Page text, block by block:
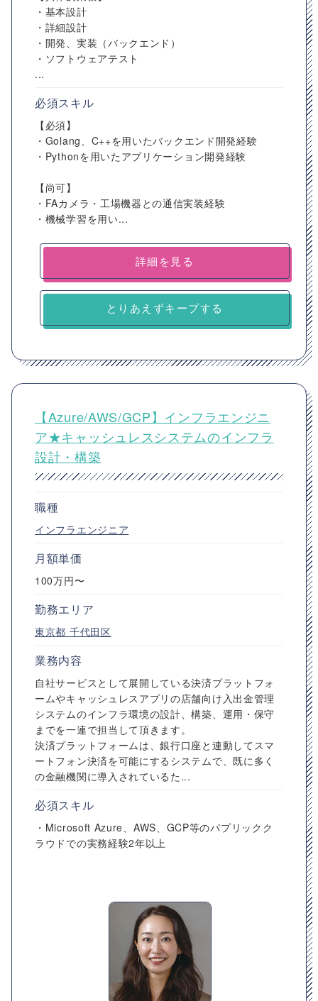
・基本設計
・詳細設計
・開発、実装（バックエンド）
・ソフトウェアテスト
...
必須スキル
【必須】
・Golang、C++を用いたバックエンド開発経験
・Pythonを用いたアプリケーション開発経験
【尚可】
・FAカメラ・工場機器との通信実装経験
・機械学習を用い...
詳細を見る
とりあえずキープする
【Azure/AWS/GCP】インフラエンジニ
ア★キャッシュレスシステムのインフラ
設計・構築
職種
インフラエンジニア
月額単価
100万円〜
勤務エリア
東京都 千代田区
業務内容
自社サービスとして展開している決済プラットフォ
ームやキャッシュレスアプリの店舗向け入出金管理
システムのインフラ環境の設計、構築、運用・保守
までを一連で担当して頂きます。
決済プラットフォームは、銀行口座と連動してスマ
ートフォン決済を可能にするシステムで、既に多く
の金融機関に導入されているた...
必須スキル
・Microsoft Azure、AWS、GCP等のパプリックク
ラウドでの実務経験2年以上